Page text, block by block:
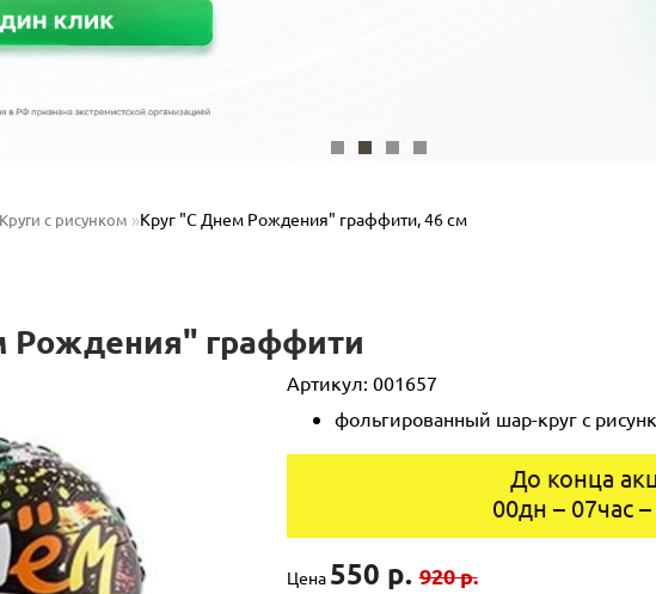
Круги с рисунком Круг "С Днем Рождения" граффити, 46 см
Рождения" граффити
Артикул: 001657
фольгированный шар-круг с
До конца
00дн – 07час –
Цена 550 р. 920 р.